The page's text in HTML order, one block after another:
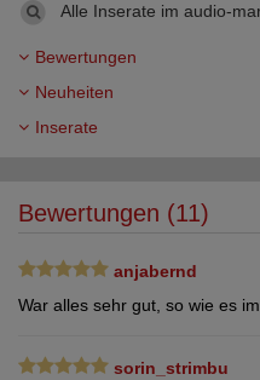
Alle Inserate im audio-
Bewertungen
Neuheiten
Inserate
Bewertungen (11)
anjabernd
War alles sehr gut, so wie es
sorin_strimbu